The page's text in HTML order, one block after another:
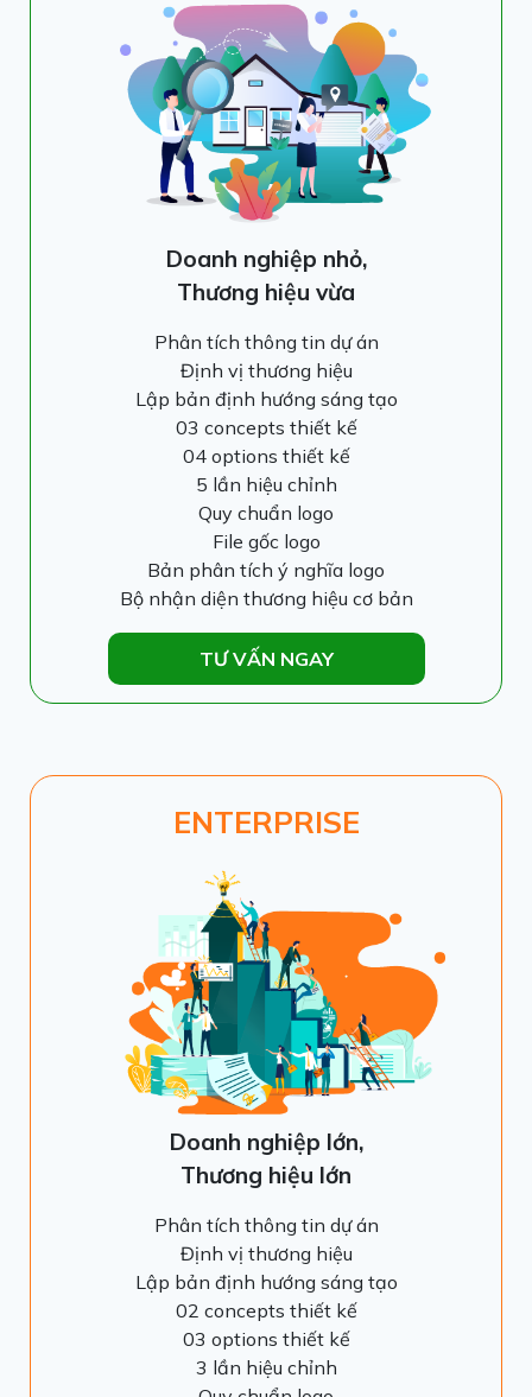
Doanh nghiệp nhỏ,
Thương hiệu vừa
Phân tích thông tin dự án
Định vị thương hiệu
Lập bản định hướng sáng tạo
03 concepts thiết kế
04 options thiết kế
5 lần hiệu chỉnh
Quy chuẩn logo
File gốc logo
Bản phân tích ý nghĩa logo
Bộ nhận diện thương hiệu cơ bản
TƯ VẤN NGAY
ENTERPRISE
Doanh nghiệp lớn,
Thương hiệu lớn
Phân tích thông tin dự án
Định vị thương hiệu
Lập bản định hướng sáng tạo
02 concepts thiết kế
03 options thiết kế
3 lần hiệu chỉnh